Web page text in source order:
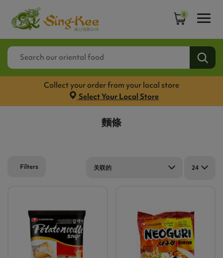
0
Collect your order from your local store
Select Your Local Store
麵條
Filters 关联的 24